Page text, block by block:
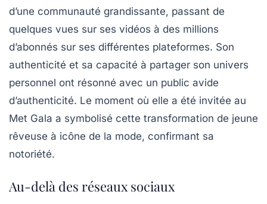
d’une communauté grandissante, passant de
quelques vues sur ses vidéos à des millions
d’abonnés sur ses différentes plateformes. Son
authenticité et sa capacité à partager son univers
personnel ont résonné avec un public avide
d’authenticité. Le moment où elle a été invitée au
Met Gala a symbolisé cette transformation de jeune
rêveuse à icône de la mode, confirmant sa
notoriété.
Au-delà des réseaux sociaux